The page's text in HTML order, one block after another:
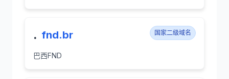
. fnd.br 国家二级域名
巴西FND